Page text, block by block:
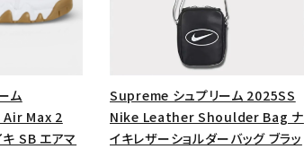
ム
Max 2
SB エアマ
Supreme シュプリーム 2025SS
Nike Leather Shoulder Bag ナ
イキレザーショルダーバッグ ブラッ